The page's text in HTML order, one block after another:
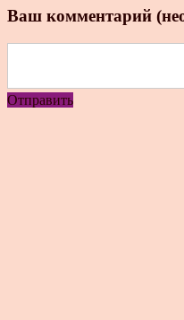
Ваш комментарий
Отправить